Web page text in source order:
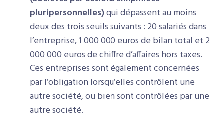
pluripersonnelles)qui dépassent au moins
deux des trois seuils suivants : 20 salariés dans
l’entreprise, 1 000 000 euros de bilan total et 2
000 000 euros de chiffre d’affaires hors taxes.
Ces entreprises sont également concernées
par l’obligation lorsqu’elles contrôlent une
autre société, ou bien sont contrôlées par une
autre société.